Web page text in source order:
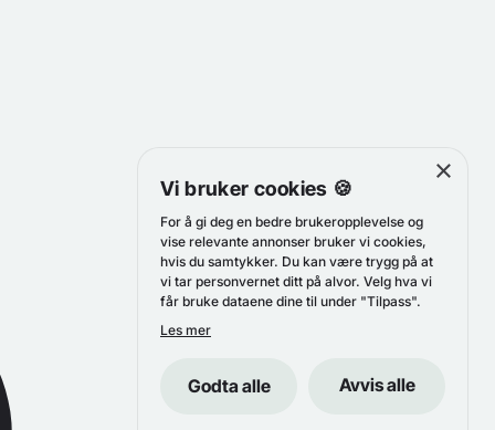
×
Vi bruker cookies 🍪
For å gi deg en bedre brukeropplevelse og
vise relevante annonser bruker vi cookies,
hvis du samtykker. Du kan være trygg på at
vi tar personvernet ditt på alvor. Velg hva vi
får bruke dataene dine til under "Tilpass".
Les mer
Godta alle Avvis alle